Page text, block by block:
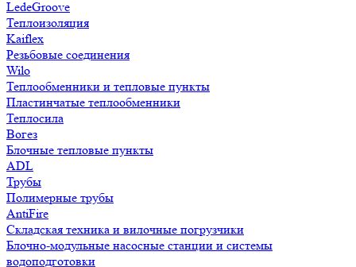
LedeGroove
Теплоизоляция
Kaiflex
Резьбовые соединения
Wilo
Теплообменники и тепловые пункты
Пластинчатые теплообменники
Теплосила
Вогез
Блочные тепловые пункты
ADL
Трубы
Полимерные трубы
AntiFire
Складская техника и вилочные погрузчики
Блочно-модульные насосные станции и системы
водоподготовки